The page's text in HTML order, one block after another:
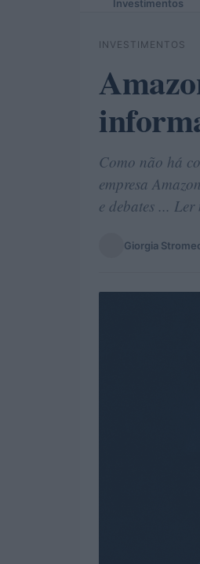
Investimentos
INVESTIMENTOS
Como não há
empresa
e debates ... Ler
Giorgia